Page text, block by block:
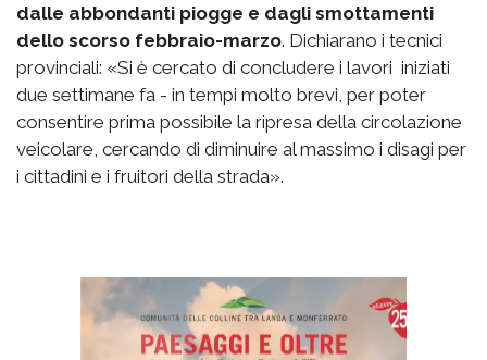
dalle abbondanti piogge e dagli smottamenti
dello scorso febbraio-marzo. Dichiarano i tecnici
provinciali: «Si è cercato di concludere i lavori  iniziati
due settimane fa - in tempi molto brevi, per poter
consentire prima possibile la ripresa della circolazione
veicolare, cercando di diminuire al massimo i disagi per
i cittadini e i fruitori della strada».